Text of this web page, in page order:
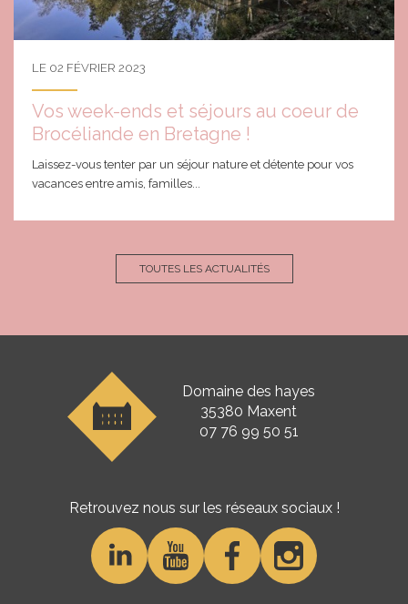
LE 02 FÉVRIER 2023
Vos week-ends et séjours au coeur de
Brocéliande en Bretagne !
Laissez-vous tenter par un séjour nature et détente pour vos
vacances entre amis, familles...
TOUTES LES ACTUALITÉS
Domaine des hayes
35380 Maxent
07 76 99 50 51
Retrouvez nous sur les réseaux sociaux !